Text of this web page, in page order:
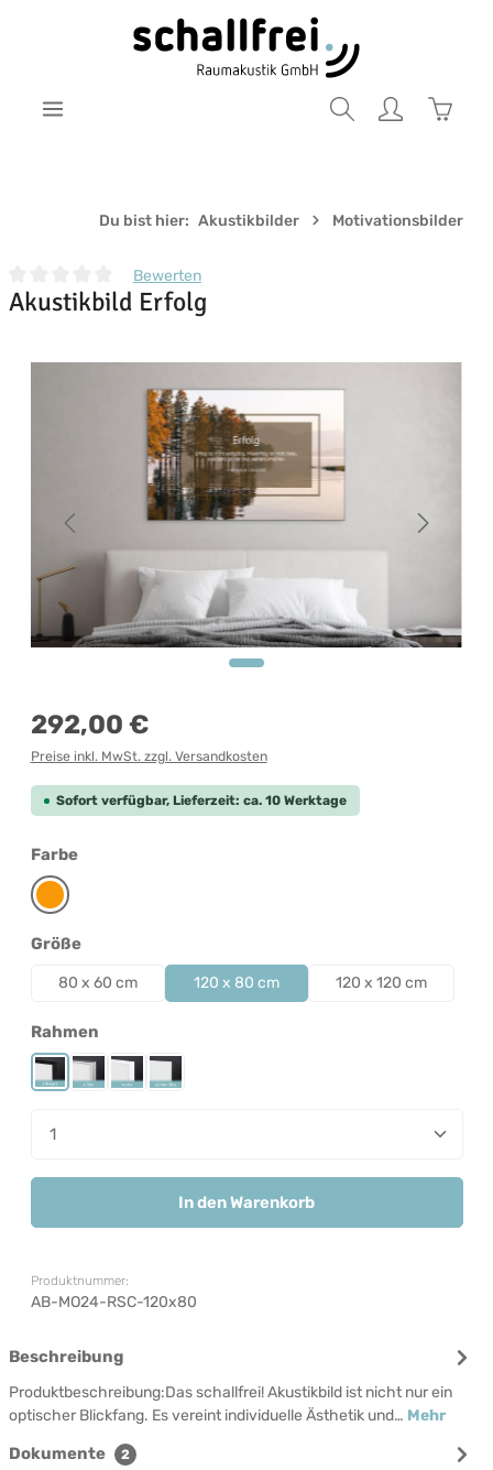
Zum Hauptinhalt springen
Du bist hier: Akustikbilder Motivationsbilder
Durchschnittliche Bewertung von 0 von 5 Sternen
Bewerten
Akustikbild Erfolg
Regulärer Preis:
292,00 €
Preise inkl. MwSt. zzgl. Versandkosten
Sofort verfügbar, Lieferzeit: ca. 10 Werktage
Farbeauswählen
Orange
Größeauswählen
80 x 60 cm 120 x 80 cm 120 x 120 cm
Rahmenauswählen
Rahmen Schwarz
Rahmen Silber
Rahmen Weiß
Rahmenlos
Produkt Anzahl: Gib den gewünschten Wert ein
In den Warenkorb
Produktnummer:
AB-MO24-RSC-120x80
Beschreibung
Produktbeschreibung:Das schallfrei! Akustikbild ist nicht nur ein
optischer Blickfang. Es vereint individuelle Ästhetik und… Mehr
Dokumente 2